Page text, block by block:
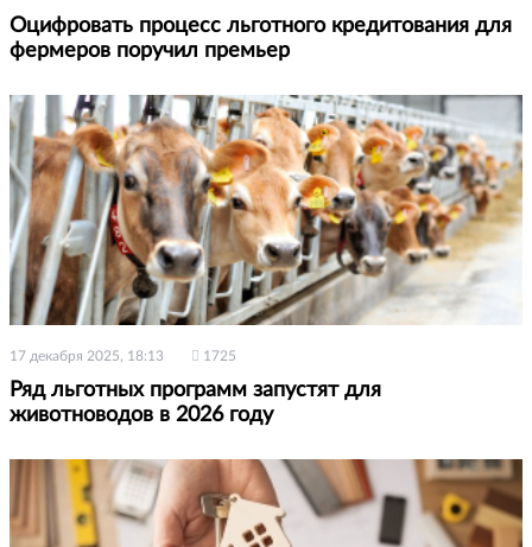
Оцифровать процесс льготного кредитования для
фермеров поручил премьер
17 декабря 2025, 18:13 1725
Ряд льготных программ запустят для
животноводов в 2026 году